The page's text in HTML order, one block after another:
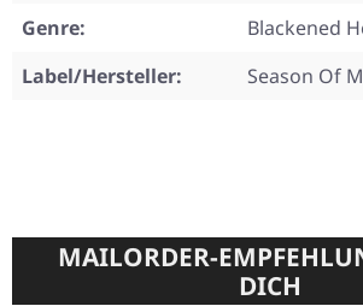
Genre:
Blackened
Label/Hersteller:
Season Of
MAILORDER-
DICH